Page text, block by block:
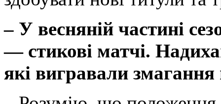
– У весняній частині
— стикові матчі.
які вигравали